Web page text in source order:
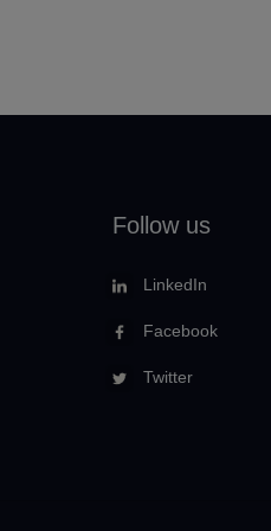
Follow us
LinkedIn
Facebook
Twitter